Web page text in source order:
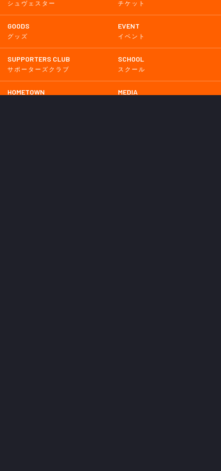
シュヴェスター チケット
GOODS
グッズ
EVENT
イベント
SUPPORTERS CLUB
サポーターズクラブ
SCHOOL
スクール
HOMETOWN MEDIA